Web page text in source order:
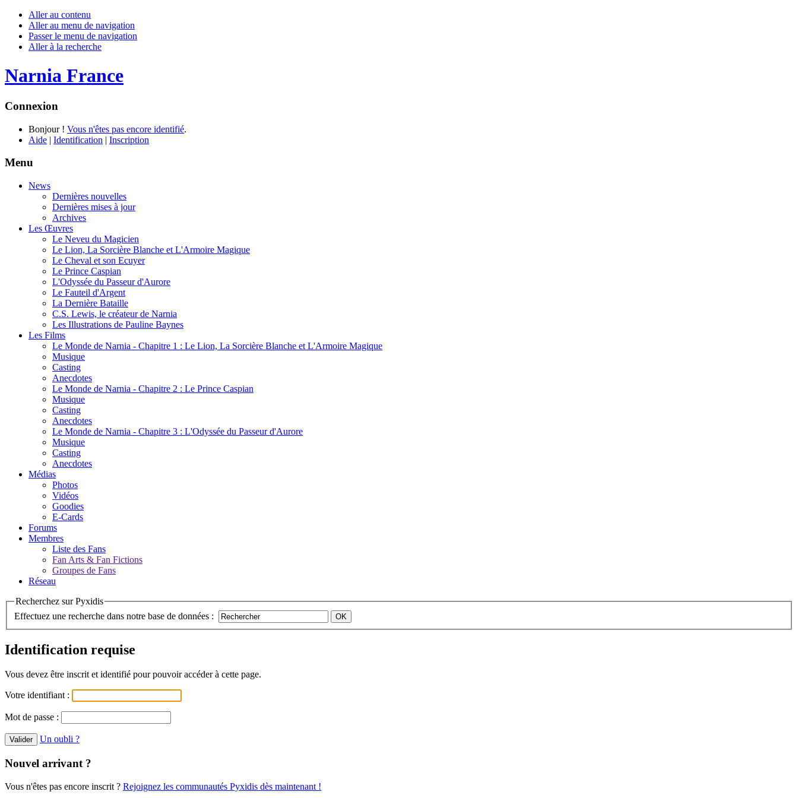
Aller au contenu
Aller au menu de navigation
Passer le menu de navigation
Aller à la recherche
Narnia France
Connexion
Bonjour ! Vous n'êtes pas encore identifié.
Aide | Identification | Inscription
Menu
News
Dernières nouvelles
Dernières mises à jour
Archives
Les Œuvres
Le Neveu du Magicien
Le Lion, La Sorcière Blanche et L'Armoire Magique
Le Cheval et son Ecuyer
Le Prince Caspian
L'Odyssée du Passeur d'Aurore
Le Fauteil d'Argent
La Dernière Bataille
C.S. Lewis, le créateur de Narnia
Les Illustrations de Pauline Baynes
Les Films
Le Monde de Narnia - Chapitre 1 : Le Lion, La Sorcière Blanche et L'Armoire Magique
Musique
Casting
Anecdotes
Le Monde de Narnia - Chapitre 2 : Le Prince Caspian
Musique
Casting
Anecdotes
Le Monde de Narnia - Chapitre 3 : L'Odyssée du Passeur d'Aurore
Musique
Casting
Anecdotes
Médias
Photos
Vidéos
Goodies
E-Cards
Forums
Membres
Liste des Fans
Fan Arts & Fan Fictions
Groupes de Fans
Réseau
Recherchez sur Pyxidis
Effectuez une recherche dans notre base de données :
Identification requise
Vous devez être inscrit et identifié pour pouvoir accéder à cette page.
Votre identifiant :
Mot de passe :
Un oubli ?
Nouvel arrivant ?
Vous n'êtes pas encore inscrit ? Rejoignez les communautés Pyxidis dès maintenant !